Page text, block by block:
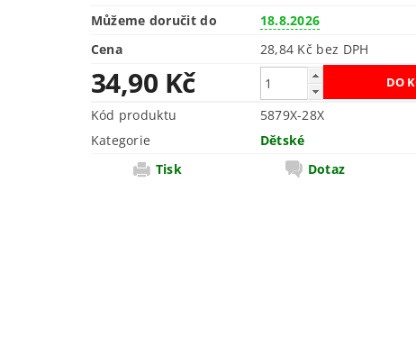
Můžeme doručit do
18.8.2026
Cena
28,84 Kč bez DPH
34,90 Kč
Kód produktu
5879X-28X
Kategorie
Dětské
Tisk
Dotaz